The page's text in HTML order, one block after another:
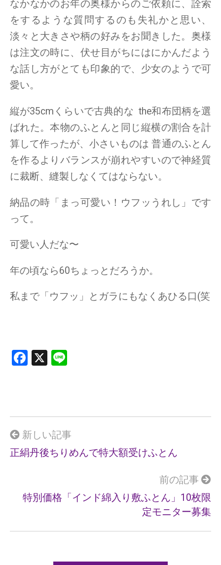
なかなかのお年の奥様からのご依頼に、詮索
をするような質問するのも失礼かと思い、
淡々と大きさや柄の好みをお聞きした。奥様
は注文の時に、伏せ目がちにはにかんだよう
な話し方がとても印象的で、少女のようで可
愛い。
縦が35cmくらいで古典的な the和布団柄を選
ばれた。本物のふとんと同じ縦横の割合を計
算して作ったが、小さいものは 普通のふとん
を作るよりバランスが崩れやすいので神経質
に裁断、縫製しなくてはならない。
納品の時「まっ可愛い！ウフッうれし」です
って。
可愛い人だな〜
年の頃なら60ちょっとだろうか。
私まで「ウフッ」とガラにもなくあひる口(笑
F
o
o
k
X Li
新しい記事
正絹丹後ちりめんで特大額受けふとん
前の記事
特別価格「インド綿入り敷ふとん」10枚限
定モニター募集